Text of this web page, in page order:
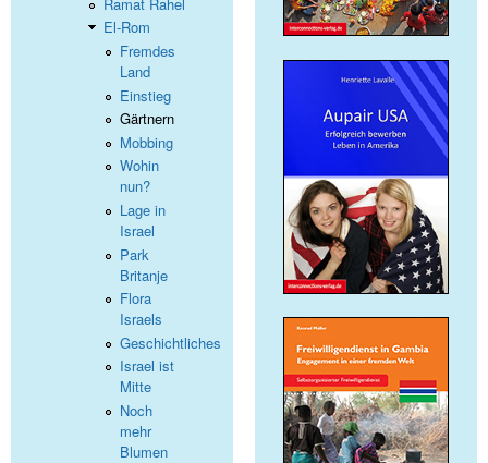
El-Rom
Fremdes
Land
Einstieg
Gärtnern
Mobbing
Wohin
nun?
Lage in
Israel
Park
Britanje
Flora
Israels
Geschichtliches
Israel ist
Mitte
Noch
mehr
Blumen